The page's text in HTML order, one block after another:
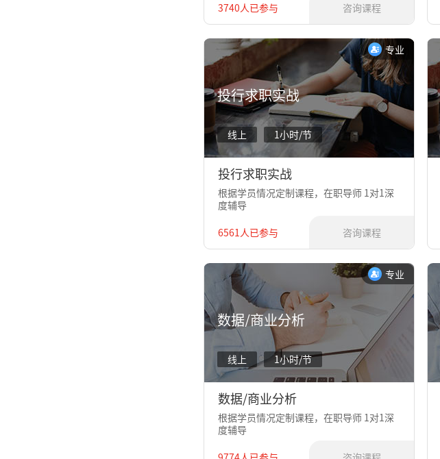
3740人已参与
咨询课程
专业
投行求职实战
线上 1小时/节
投行求职实战
根据学员情况定制课程，在职导师 1对1深
度辅导
6561人已参与
咨询课程
专业
数据/商业分析
线上 1小时/节
数据/商业分析
根据学员情况定制课程，在职导师 1对1深
度辅导